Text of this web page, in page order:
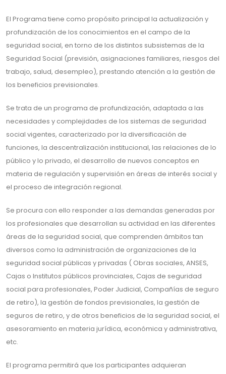
El Programa tiene como propósito principal la actualización y
profundización de los conocimientos en el campo de la
seguridad social, en torno de los distintos subsistemas de la
Seguridad Social (previsión, asignaciones familiares, riesgos del
trabajo, salud, desempleo), prestando atención a la gestión de
los beneficios previsionales.
Se trata de un programa de profundización, adaptada a las
necesidades y complejidades de los sistemas de seguridad
social vigentes, caracterizado por la diversificación de
funciones, la descentralización institucional, las relaciones de lo
público y lo privado, el desarrollo de nuevos conceptos en
materia de regulación y supervisión en áreas de interés social y
el proceso de integración regional.
Se procura con ello responder a las demandas generadas por
los profesionales que desarrollan su actividad en las diferentes
áreas de la seguridad social, que comprenden ámbitos tan
diversos como la administración de organizaciones de la
seguridad social públicas y privadas ( Obras sociales, ANSES,
Cajas o Institutos públicos provinciales, Cajas de seguridad
social para profesionales, Poder Judicial, Compañías de seguro
de retiro), la gestión de fondos previsionales, la gestión de
seguros de retiro, y de otros beneficios de la seguridad social, el
asesoramiento en materia jurídica, económica y administrativa,
etc.
El programa permitirá que los participantes adquieran